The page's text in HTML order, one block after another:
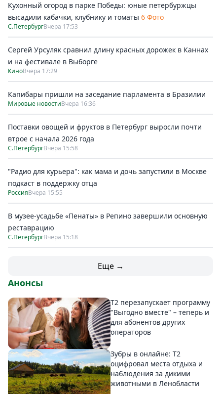
Кухонный огород в парке Победы: юные петербуржцы
высадили кабачки, клубнику и томаты 6 Фото
С.ПетербургВчера 17:53
Сергей Урсуляк сравнил длину красных дорожек в Каннах
и на фестивале в Выборге
КиноВчера 17:29
Капибары пришли на заседание парламента в Бразилии
Мировые новостиВчера 16:36
Поставки овощей и фруктов в Петербург выросли почти
втрое с начала 2026 года
С.ПетербургВчера 15:58
"Радио для курьера": как мама и дочь запустили в Москве
подкаст в поддержку отца
РоссияВчера 15:55
В музее-усадьбе «Пенаты» в Репино завершили основную
реставрацию
С.ПетербургВчера 15:18
Еще →
Анонсы
Т2 перезапускает программу
"Выгодно вместе" – теперь и
для абонентов других
операторов
Зубры в онлайне: Т2
оцифровал места отдыха и
наблюдения за дикими
животными в Ленобласти